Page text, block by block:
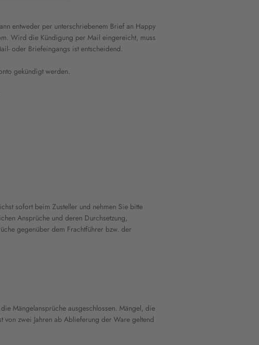
entweder per unterschriebenem Brief an Happy
Wird die Kündigung per Mail eingereicht, muss
oder Briefeingangs ist entscheidend.
gekündigt werden.
sofort beim Zusteller und nehmen Sie bitte
Ansprüche und deren Durchsetzung,
gegenüber dem Frachtführer bzw. der
Mängelansprüche ausgeschlossen. Mängel, die
von zwei Jahren ab Ablieferung der Ware geltend